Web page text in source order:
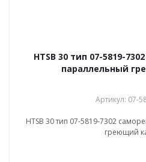
НТSB 30 тип 07-5819-
параллельный
Артикул: 07-
НТSB 30 тип 07-5819-7302
греющий